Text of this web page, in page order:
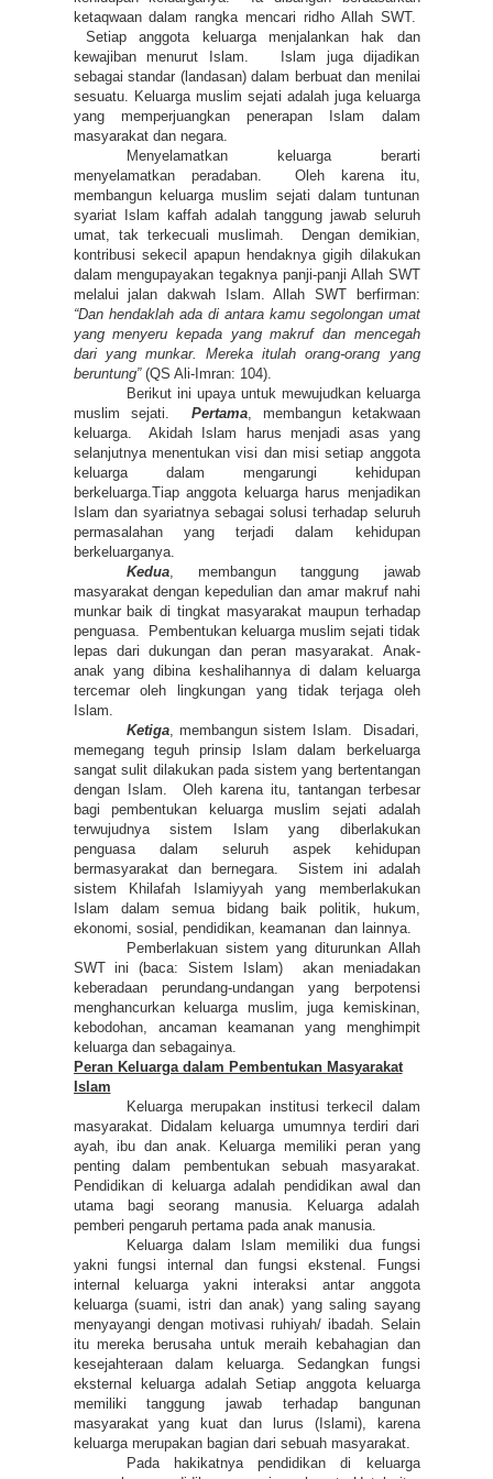
ketaqwaan dalam rangka mencari ridho Allah SWT.
Setiap anggota keluarga menjalankan hak dan
kewajiban menurut Islam. Islam juga dijadikan
sebagai standar (landasan) dalam berbuat dan menilai
sesuatu. Keluarga muslim sejati adalah juga keluarga
yang memperjuangkan penerapan Islam dalam
masyarakat dan negara.
Menyelamatkan keluarga berarti
menyelamatkan peradaban. Oleh karena itu,
membangun keluarga muslim sejati dalam tuntunan
syariat Islam kaffah adalah tanggung jawab seluruh
umat, tak terkecuali muslimah. Dengan demikian,
kontribusi sekecil apapun hendaknya gigih dilakukan
dalam mengupayakan tegaknya panji-panji Allah SWT
melalui jalan dakwah Islam. Allah SWT berfirman:
“Dan hendaklah ada di antara kamu segolongan umat
yang menyeru kepada yang makruf dan mencegah
dari yang munkar. Mereka itulah orang-orang yang
beruntung”(QS Ali-Imran: 104).
Berikut ini upaya untuk mewujudkan keluarga
muslim sejati. Pertama, membangun ketakwaan
keluarga. Akidah Islam harus menjadi asas yang
selanjutnya menentukan visi dan misi setiap anggota
keluarga dalam mengarungi kehidupan
berkeluarga.Tiap anggota keluarga harus menjadikan
Islam dan syariatnya sebagai solusi terhadap seluruh
permasalahan yang terjadi dalam kehidupan
berkeluarganya.
Kedua, membangun tanggung jawab
masyarakat dengan kepedulian dan amar makruf nahi
munkar baik di tingkat masyarakat maupun terhadap
penguasa. Pembentukan keluarga muslim sejati tidak
lepas dari dukungan dan peran masyarakat. Anak-
anak yang dibina keshalihannya di dalam keluarga
tercemar oleh lingkungan yang tidak terjaga oleh
Islam.
Ketiga, membangun sistem Islam. Disadari,
memegang teguh prinsip Islam dalam berkeluarga
sangat sulit dilakukan pada sistem yang bertentangan
dengan Islam. Oleh karena itu, tantangan terbesar
bagi pembentukan keluarga muslim sejati adalah
terwujudnya sistem Islam yang diberlakukan
penguasa dalam seluruh aspek kehidupan
bermasyarakat dan bernegara. Sistem ini adalah
sistem Khilafah Islamiyyah yang memberlakukan
Islam dalam semua bidang baik politik, hukum,
ekonomi, sosial, pendidikan, keamanan dan lainnya.
Pemberlakuan sistem yang diturunkan Allah
SWT ini (baca: Sistem Islam) akan meniadakan
keberadaan perundang-undangan yang berpotensi
menghancurkan keluarga muslim, juga kemiskinan,
kebodohan, ancaman keamanan yang menghimpit
keluarga dan sebagainya.
Peran Keluarga dalam Pembentukan Masyarakat
Islam
Keluarga merupakan institusi terkecil dalam
masyarakat. Didalam keluarga umumnya terdiri dari
ayah, ibu dan anak. Keluarga memiliki peran yang
penting dalam pembentukan sebuah masyarakat.
Pendidikan di keluarga adalah pendidikan awal dan
utama bagi seorang manusia. Keluarga adalah
pemberi pengaruh pertama pada anak manusia.
Keluarga dalam Islam memiliki dua fungsi
yakni fungsi internal dan fungsi ekstenal. Fungsi
internal keluarga yakni interaksi antar anggota
keluarga (suami, istri dan anak) yang saling sayang
menyayangi dengan motivasi ruhiyah/ ibadah. Selain
itu mereka berusaha untuk meraih kebahagian dan
kesejahteraan dalam keluarga. Sedangkan fungsi
eksternal keluarga adalah Setiap anggota keluarga
memiliki tanggung jawab terhadap bangunan
masyarakat yang kuat dan lurus (Islami), karena
keluarga merupakan bagian dari sebuah masyarakat.
Pada hakikatnya pendidikan di keluarga